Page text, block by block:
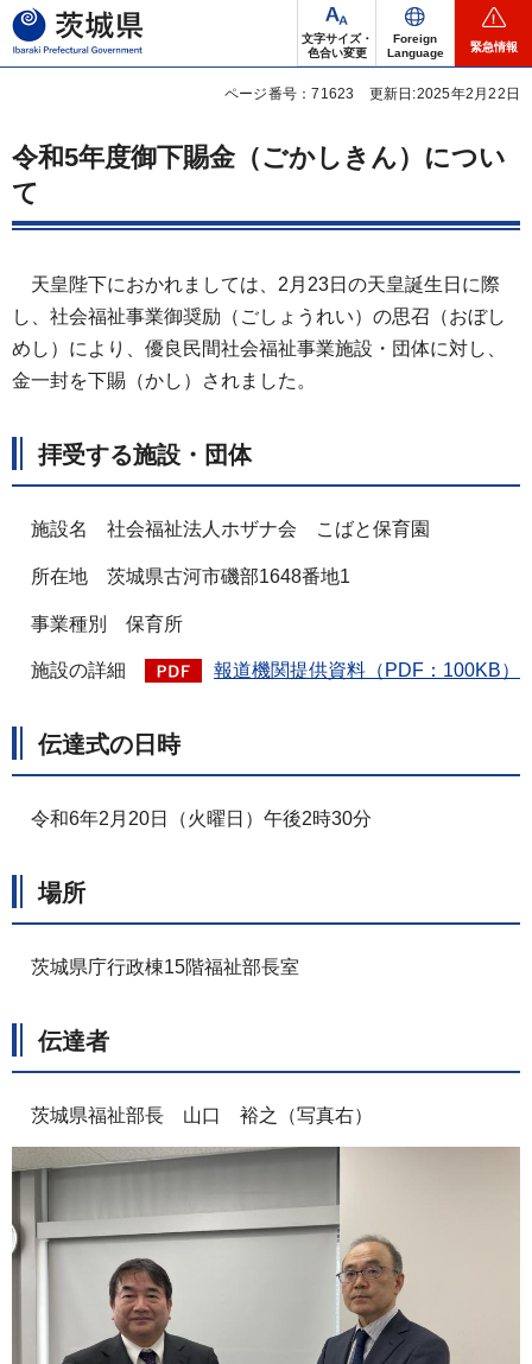
茨城県
文字サイズ・
色合い変更
Foreign
Language
緊急情報
ページ番号：71623 更新日:2025年2月22日
令和5年度御下賜金（ごかしきん）につい
て
天皇陛下におかれましては、2月23日の天皇誕生日に際
し、社会福祉事業御奨励（ごしょうれい）の思召（おぼし
めし）により、優良民間社会福祉事業施設・団体に対し、
金一封を下賜（かし）されました。
拝受する施設・団体
施設名 社会福祉法人ホザナ会 こばと保育園
所在地 茨城県古河市磯部1648番地1
事業種別 保育所
施設の詳細 報道機関提供資料（PDF：100KB）
伝達式の日時
令和6年2月20日（火曜日）午後2時30分
場所
茨城県庁行政棟15階福祉部長室
伝達者
茨城県福祉部長 山口 裕之（写真右）